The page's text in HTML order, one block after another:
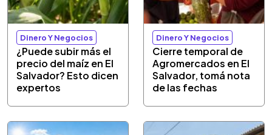
Dinero Y Negocios
¿Puede subir más el
precio del maíz en El
Salvador? Esto dicen
expertos
Dinero Y Negocios
Cierre temporal de
Agromercados en El
Salvador, tomá nota
de las fechas